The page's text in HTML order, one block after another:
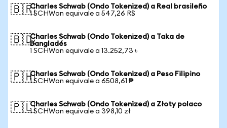
🇧🇷Charles Schwab (Ondo Tokenized) a Real brasileño
1 SCHWon equivale a 547,26 R$
🇧🇩Charles Schwab (Ondo Tokenized) a Taka de
Bangladés
1 SCHWon equivale a 13.252,73 ৳
🇵🇭Charles Schwab (Ondo Tokenized) a Peso Filipino
1 SCHWon equivale a 6508,61 ₱
🇵🇱Charles Schwab (Ondo Tokenized) a Złoty polaco
1 SCHWon equivale a 398,10 zł